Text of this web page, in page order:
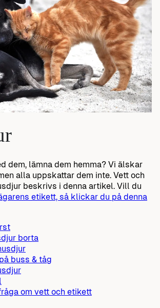
dem, lämna dem hemma? Vi älskar
alla uppskattar dem inte. Vett och
beskrivs i denna artikel. Vill du
etikett, så klickar du på denna
borta
buss & tåg
om vett och etikett